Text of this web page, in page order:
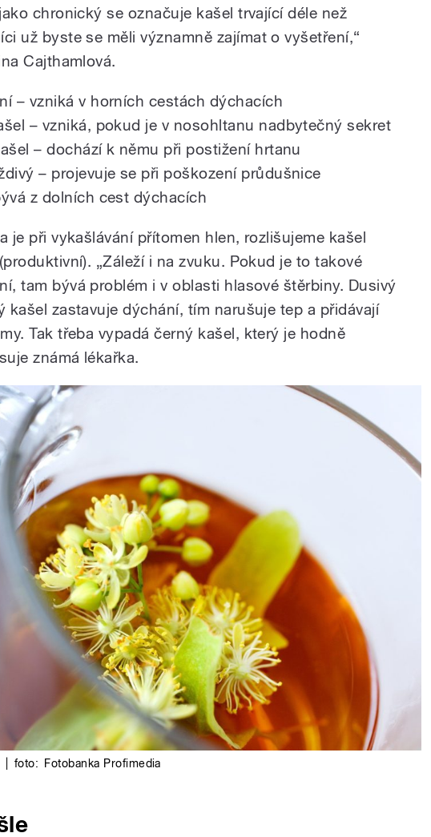
chronický se označuje kašel trvající déle než
už byste se měli významně zajímat o vyšetření,“
Cajthamlová.
– vzniká v horních cestách dýchacích
– vzniká, pokud je v nosohltanu nadbytečný sekret
– dochází k němu při postižení hrtanu
– projevuje se při poškození průdušnice
z dolních cest dýchacích
je při vykašlávání přítomen hlen, rozlišujeme kašel
„Záleží i na zvuku. Pokud je to takové
tam bývá problém i v oblasti hlasové štěrbiny. Dusivý
kašel zastavuje dýchání, tím narušuje tep a přidávají
Tak třeba vypadá černý kašel, který je hodně
známá lékařka.
foto: Fotobanka Profimedia